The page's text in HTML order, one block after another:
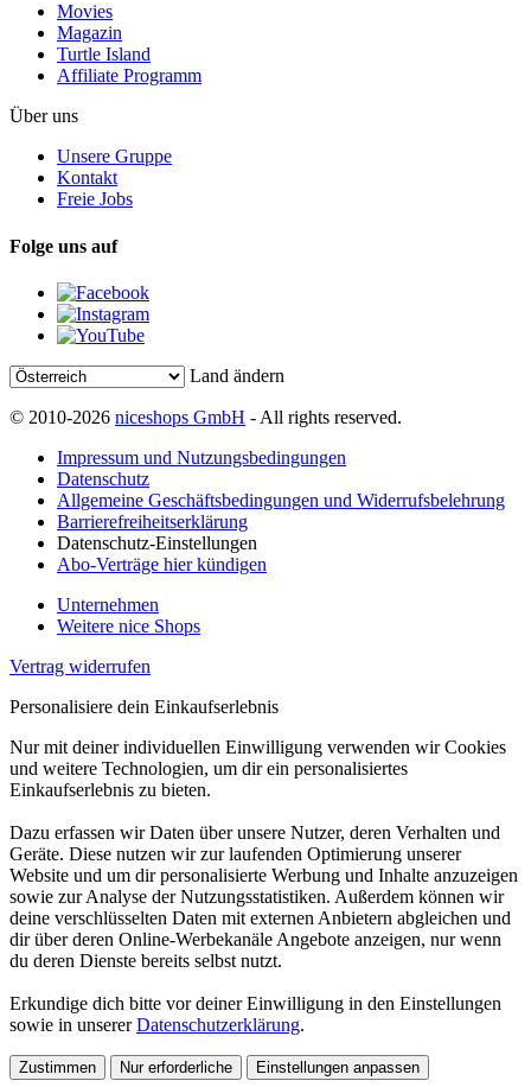
Movies
Magazin
Turtle Island
Affiliate Programm
Über uns
Unsere Gruppe
Kontakt
Freie Jobs
Folge uns auf
Land ändern
© 2010-2026 niceshops GmbH - All rights reserved.
Impressum und Nutzungsbedingungen
Datenschutz
Allgemeine Geschäftsbedingungen und Widerrufsbelehrung
Barrierefreiheitserklärung
Datenschutz-Einstellungen
Abo-Verträge hier kündigen
Unternehmen
Weitere nice Shops
Vertrag widerrufen
Personalisiere dein Einkaufserlebnis
Nur mit deiner individuellen Einwilligung verwenden wir Cookies
und weitere Technologien, um dir ein personalisiertes
Einkaufserlebnis zu bieten.
Dazu erfassen wir Daten über unsere Nutzer, deren Verhalten und
Geräte. Diese nutzen wir zur laufenden Optimierung unserer
Website und um dir personalisierte Werbung und Inhalte anzuzeigen
sowie zur Analyse der Nutzungsstatistiken. Außerdem können wir
deine verschlüsselten Daten mit externen Anbietern abgleichen und
dir über deren Online-Werbekanäle Angebote anzeigen, nur wenn
du deren Dienste bereits selbst nutzt.
Erkundige dich bitte vor deiner Einwilligung in den Einstellungen
sowie in unsererDatenschutzerklärung.
Zustimmen Nur erforderliche Einstellungen anpassen